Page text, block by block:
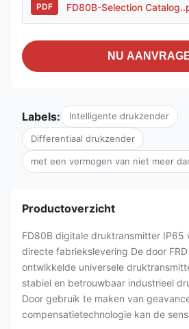
PDF FD80B-Selection
NU
Labels: Intelligente drukzender
Differentiaal drukzender
met een vermogen van niet meer
Productoverzicht
FD80B digitale druktransmitter IP65
directe fabriekslevering De door FRD
ontwikkelde universele
stabiel en betrouwbaar industrieel
Door gebruik te maken van
compensatietechnologie kan de